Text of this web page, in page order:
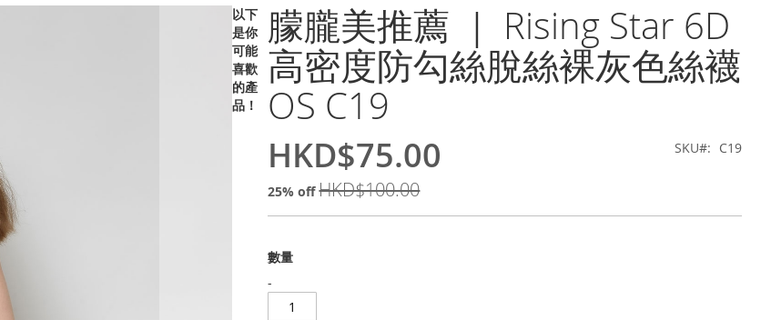
朦朧美推薦 ｜ Rising Star 6D
高密度防勾絲脫絲裸灰色絲襪
OS C19
特
HKD$75.00
25% offHKD$100.00
SKU C19
數量
-
以下
是你
可能
喜歡
的產
品！